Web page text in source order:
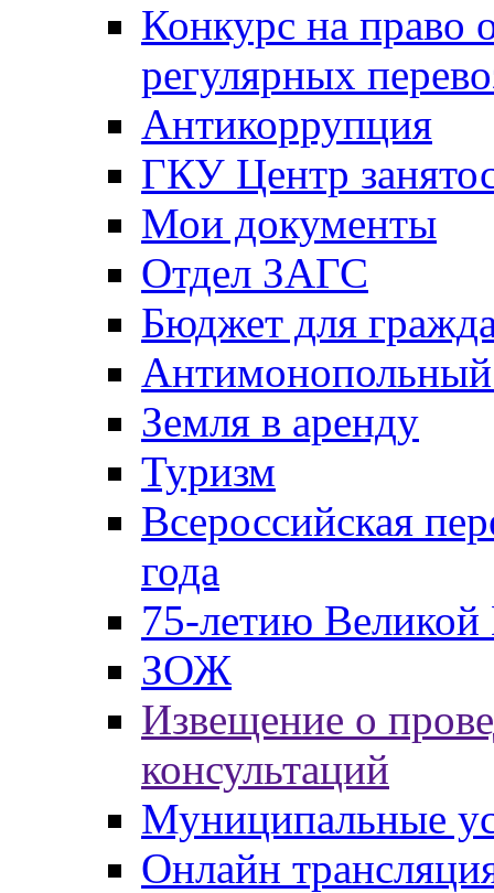
Конкурс на право
регулярных
Антикоррупция
ГКУ Центр
Мои документы
Отдел ЗАГС
Бюджет для
Антимонопольный
Земля в аренду
Туризм
Всероссийская
года
75-летию
ЗОЖ
Извещение о
консультаций
Муниципальные
Онлайн